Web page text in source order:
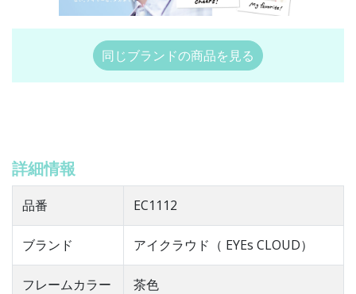
同じブランドの商品を見る
詳細情報
品番 EC1112
ブランド アイクラウド（ EYEs CLOUD）
フレームカラー 茶色